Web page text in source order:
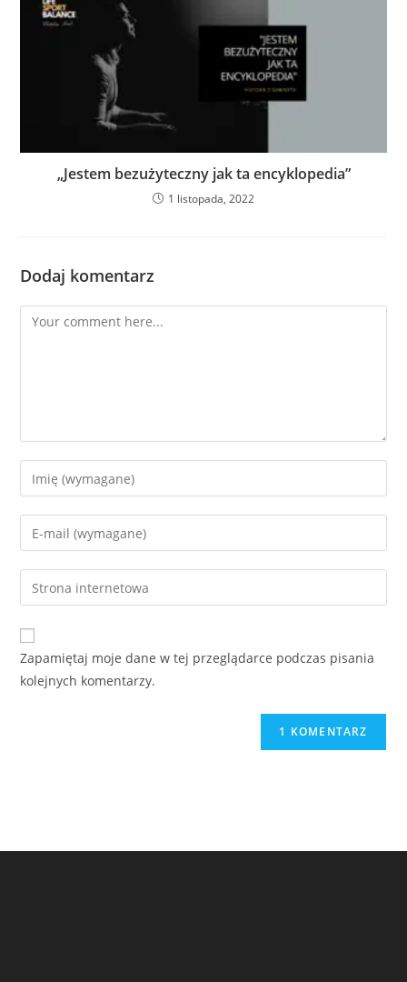
„Jestem bezużyteczny jak ta encyklopedia”
1 listopada, 2022
Dodaj komentarz
Zapamiętaj moje dane w tej przeglądarce podczas pisania
kolejnych komentarzy.